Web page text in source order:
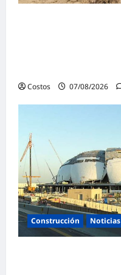
Costos 07/08/2026
Construcción Noticias